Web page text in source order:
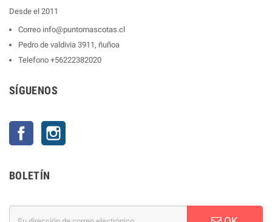
Desde el 2011
Correo info@puntomascotas.cl
Pedro de valdivia 3911, ñuñoa
Telefono +56222382020
SÍGUENOS
Facebook
BOLETÍN